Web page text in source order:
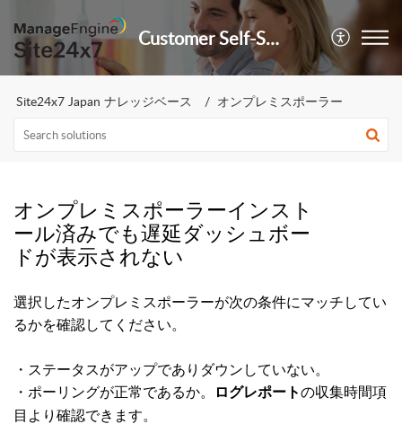
Customer Self-Service Portal
Site24x7 Japan ナレッジベース オンプレミスポーラー
オンプレミスポーラーインスト
ール済みでも遅延ダッシュボー
ドが表示されない
選択したオンプレミスポーラーが次の条件にマッチしてい
るかを確認してください。
・ステータスがアップでありダウンしていない。
・ポーリングが正常であるか。
ログレポートの収集時間項
目より確認できます。